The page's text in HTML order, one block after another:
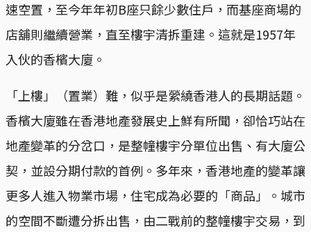
速空置，至今年年初B座只餘少數住戶，而基座商場的
店舖則繼續營業，直至樓宇清拆重建。這就是1957年
入伙的香檳大廈。
「上樓」（置業）難，似乎是縈繞香港人的長期話題。
香檳大廈雖在香港地產發展史上鮮有所聞，卻恰巧站在
地產變革的分岔口，是整幢樓宇分單位出售、有大廈公
契，並設分期付款的首例。多年來，香港地產的變革讓
更多人進入物業市場，住宅成為必要的「商品」。城市
的空間不斷遭分拆出售，由二戰前的整幢樓宇交易，到